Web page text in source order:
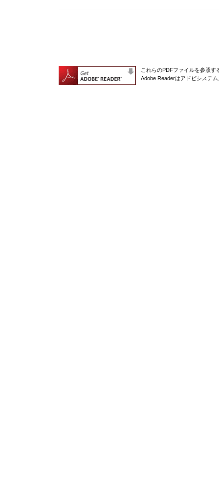
これらのPDFファイルを参照す
Adobe Readerはアドビシステ